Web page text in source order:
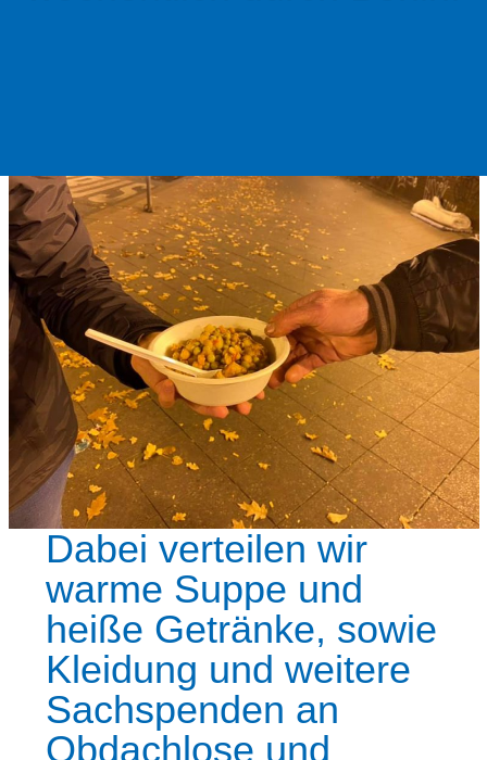
Dabei verteilen wir
warme Suppe und
heiße Getränke, sowie
Kleidung und weitere
Sachspenden an
Obdachlose und